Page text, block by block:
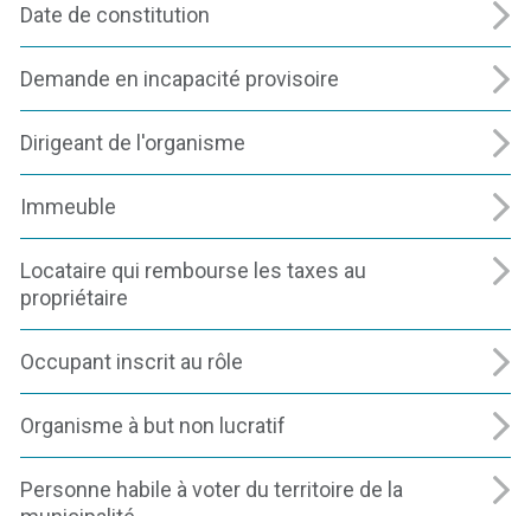
Date de constitution
Demande en incapacité provisoire
Dirigeant de l'organisme
Immeuble
Locataire qui rembourse les taxes au
propriétaire
Occupant inscrit au rôle
Organisme à but non lucratif
Personne habile à voter du territoire de la